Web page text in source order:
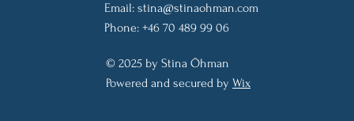
Email: stina@stinaohman.com
Phone: +46 70 489 99 06
© 2025 by Stina Öhman
Powered and secured by Wix